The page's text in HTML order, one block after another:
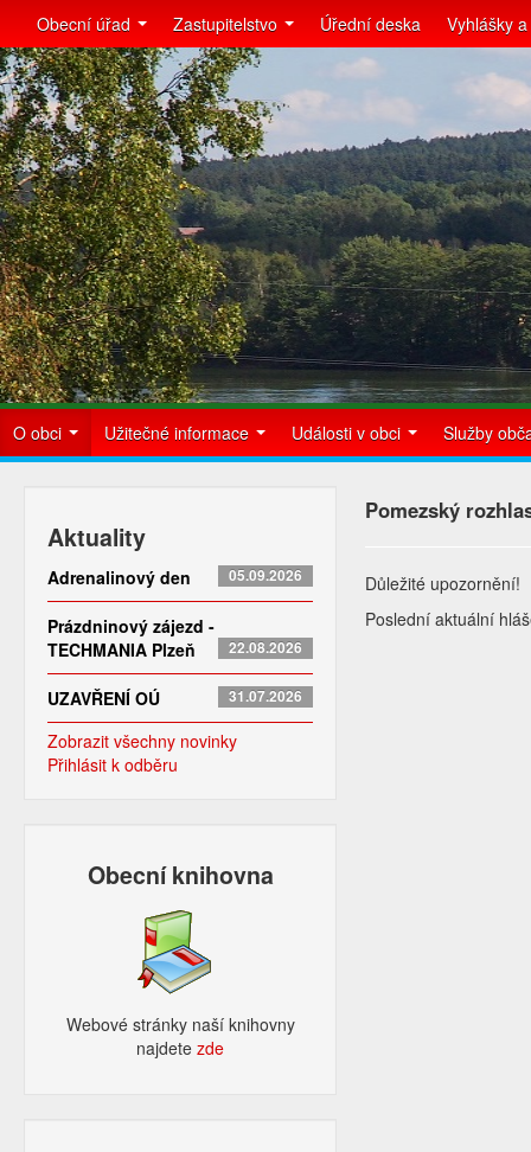
Obecní úřad Zastupitelstvo Úřední deska Vyhlášky
O obci Užitečné informace Události v obci Služby
Aktuality
Adrenalinový den 05.09.2026
Prázdninový zájezd -
TECHMANIA Plzeň
22.08.2026
UZAVŘENÍ OÚ 31.07.2026
Zobrazit všechny novinky
Přihlásit k odběru
Obecní knihovna
Webové stránky naší knihovny
najdetezde​
Pomezský
Důležité upozornění!
Poslední aktuální